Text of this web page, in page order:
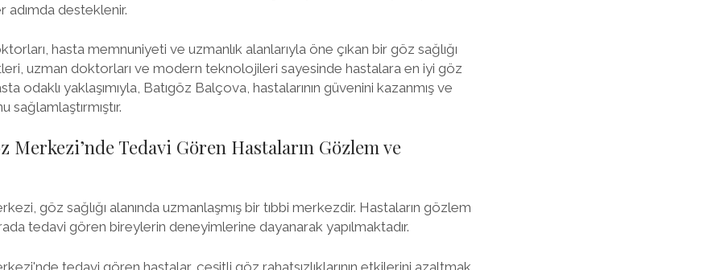
adımda desteklenir.
hasta memnuniyeti ve uzmanlık alanlarıyla öne çıkan bir göz sağlığı
uzman doktorları ve modern teknolojileri sayesinde hastalara en iyi göz
odaklı yaklaşımıyla, Batıgöz Balçova, hastalarının güvenini kazanmış ve
Merkezi’nde Tedavi Gören Hastaların Gözlem ve
göz sağlığı alanında uzmanlaşmış bir tıbbi merkezdir. Hastaların gözlem
tedavi gören bireylerin deneyimlerine dayanarak yapılmaktadır.
tedavi gören hastalar, çeşitli göz rahatsızlıklarının etkilerini azaltmak